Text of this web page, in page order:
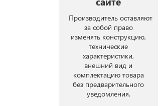
Производитель оставляют
за собой право
изменять конструкцию,
технические
характеристики,
внешний вид и
комплектацию товара
без предварительного
уведомления.